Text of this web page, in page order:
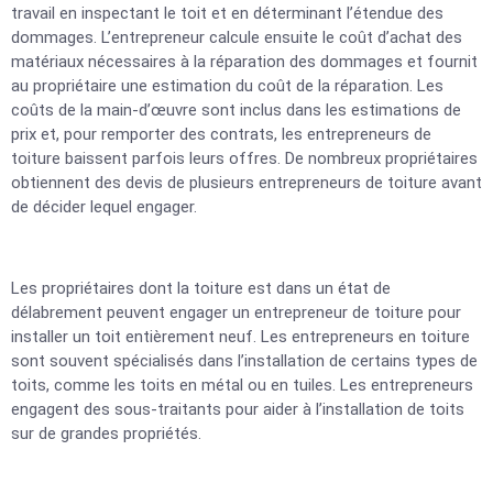
travail en inspectant le toit et en déterminant l’étendue des
dommages. L’entrepreneur calcule ensuite le coût d’achat des
matériaux nécessaires à la réparation des dommages et fournit
au propriétaire une estimation du coût de la réparation. Les
coûts de la main-d’œuvre sont inclus dans les estimations de
prix et, pour remporter des contrats, les entrepreneurs de
toiture baissent parfois leurs offres. De nombreux propriétaires
obtiennent des devis de plusieurs entrepreneurs de toiture avant
de décider lequel engager.
Les propriétaires dont la toiture est dans un état de
délabrement peuvent engager un entrepreneur de toiture pour
installer un toit entièrement neuf. Les entrepreneurs en toiture
sont souvent spécialisés dans l’installation de certains types de
toits, comme les toits en métal ou en tuiles. Les entrepreneurs
engagent des sous-traitants pour aider à l’installation de toits
sur de grandes propriétés.